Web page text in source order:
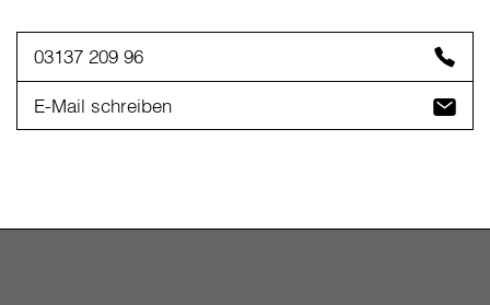
03137 209 96
E-Mail schreiben